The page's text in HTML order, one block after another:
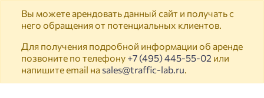
Вы можете арендовать данный сайт и получать с
него обращения от потенциальных клиентов.
Для получения подробной информации об аренде
позвоните по телефону +7 (495) 445-55-02 или
напишите email на sales@traffic-lab.ru.